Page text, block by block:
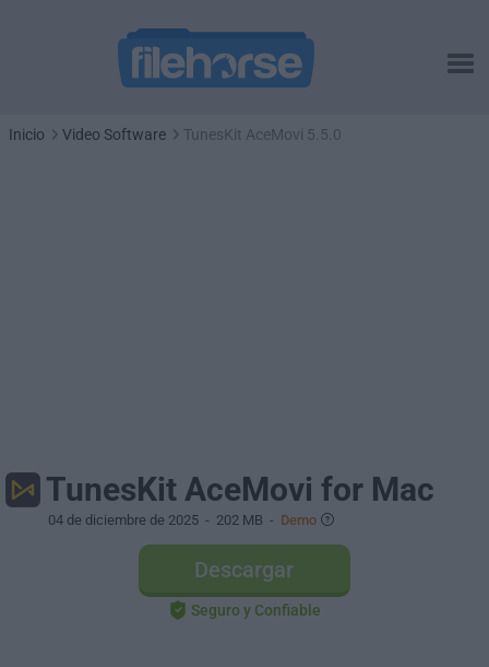
Inicio Video Software TunesKit AceMovi 5.5.0
TunesKit AceMovi for Mac
04 de diciembre de 2025 - 202 MB - Demo
Descargar
Seguro y Confiable